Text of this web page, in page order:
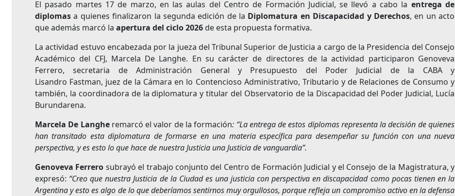
El pasado martes 17 de marzo, en las aulas del Centro de Formación Judicial, se llevó a cabo la entrega de
diplomas a quienes finalizaron la segunda edición de la Diplomatura en Discapacidad y Derechos, en un acto
que además marcó la apertura del ciclo 2026 de esta propuesta formativa.
La actividad estuvo encabezada por la jueza del Tribunal Superior de Justicia a cargo de la Presidencia del Consejo
Académico del CFJ, Marcela De Langhe. En su carácter de directores de la actividad participaron Genoveva
Ferrero, secretaria de Administración General y Presupuesto del Poder Judicial de la CABA y
Lisandro Fastman, juez de la Cámara en lo Contencioso Administrativo, Tributario y de Relaciones de Consumo y
también, la coordinadora de la diplomatura y titular del Observatorio de la Discapacidad del Poder Judicial, Lucía
Burundarena.
Marcela De Langheremarcó el valor de la formación: “La entrega de estos diplomas representa la decisión de quienes
han transitado esta diplomatura de formarse en una materia específica para desempeñar su función con una nueva
perspectiva, y es esto lo que hace de nuestra Justicia una Justicia de vanguardia”.
Genoveva Ferrero subrayó el trabajo conjunto del Centro de Formación Judicial y el Consejo de la Magistratura, y
expresó: “Creo que nuestra Justicia de la Ciudad es una justicia con perspectiva en discapacidad como pocas tienen en la
Argentina y esto es algo de lo que deberíamos sentirnos muy orgullosos, porque refleja un compromiso activo en la defensa